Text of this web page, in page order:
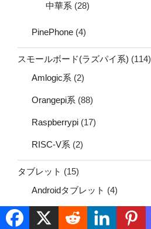
中華系 (28)
PinePhone (4)
スモールボード(ラズパイ系) (114)
Amlogic系 (2)
Orangepi系 (88)
Raspberrypi (17)
RISC-V系 (2)
タブレット (15)
Androidタブレット (4)
Linuxタブレット(4)